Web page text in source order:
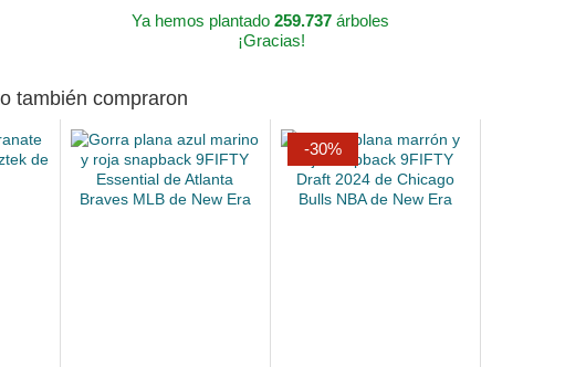
Ya hemos plantado 259.737 árboles
¡Gracias!
también compraron
-30%